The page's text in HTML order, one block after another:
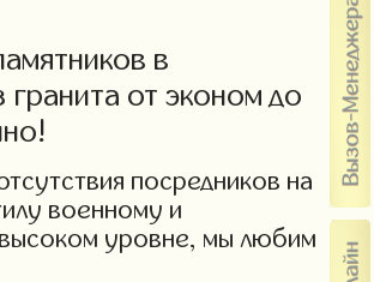
в
от эконом до
посредников на
военному и
уровне, мы любим